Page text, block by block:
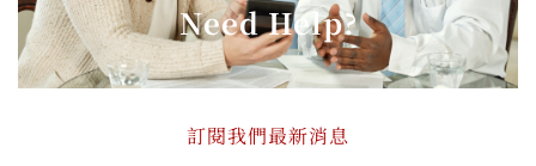
Need Help?
訂閱我們最新消息